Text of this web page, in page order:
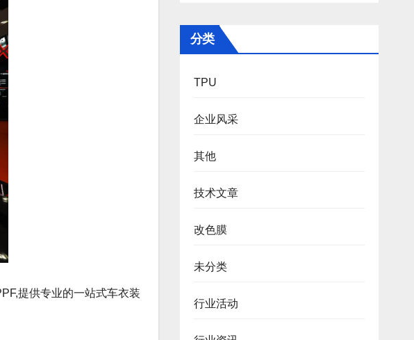
提供专业的一站式车衣装
分类
TPU
企业风采
其他
技术文章
改色膜
未分类
行业活动